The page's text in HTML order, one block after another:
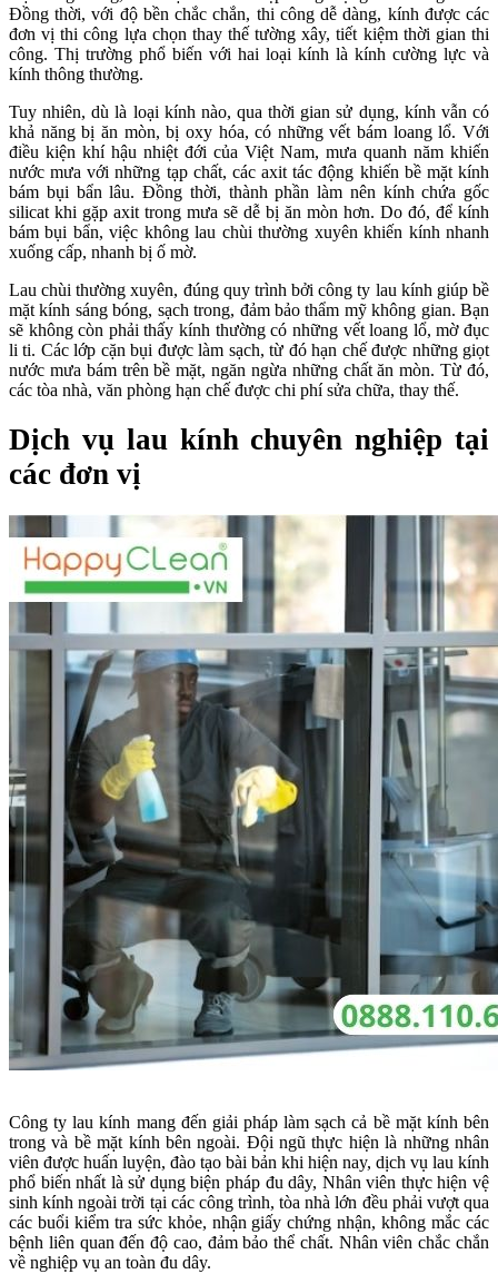
Đồng thời, với độ bền chắc chắn, thi công dễ dàng, kính được các
đơn vị thi công lựa chọn thay thế tường xây, tiết kiệm thời gian thi
công. Thị trường phổ biến với hai loại kính là kính cường lực và
kính thông thường.
Tuy nhiên, dù là loại kính nào, qua thời gian sử dụng, kính vẫn có
khả năng bị ăn mòn, bị oxy hóa, có những vết bám loang lổ. Với
điều kiện khí hậu nhiệt đới của Việt Nam, mưa quanh năm khiến
nước mưa với những tạp chất, các axit tác động khiến bề mặt kính
bám bụi bẩn lâu. Đồng thời, thành phần làm nên kính chứa gốc
silicat khi gặp axit trong mưa sẽ dễ bị ăn mòn hơn. Do đó, để kính
bám bụi bẩn, việc không lau chùi thường xuyên khiến kính nhanh
xuống cấp, nhanh bị ố mờ.
Lau chùi thường xuyên, đúng quy trình bởi công ty lau kính giúp bề
mặt kính sáng bóng, sạch trong, đảm bảo thẩm mỹ không gian. Bạn
sẽ không còn phải thấy kính thường có những vết loang lổ, mờ đục
li ti. Các lớp cặn bụi được làm sạch, từ đó hạn chế được những giọt
nước mưa bám trên bề mặt, ngăn ngừa những chất ăn mòn. Từ đó,
các tòa nhà, văn phòng hạn chế được chi phí sửa chữa, thay thế.
Dịch vụ lau kính chuyên nghiệp tại
các đơn vị
Công ty lau kính mang đến giải pháp làm sạch cả bề mặt kính bên
trong và bề mặt kính bên ngoài. Đội ngũ thực hiện là những nhân
viên được huấn luyện, đào tạo bài bản khi hiện nay, dịch vụ lau kính
phổ biến nhất là sử dụng biện pháp đu dây, Nhân viên thực hiện vệ
sinh kính ngoài trời tại các công trình, tòa nhà lớn đều phải vượt qua
các buổi kiểm tra sức khỏe, nhận giấy chứng nhận, không mắc các
bệnh liên quan đến độ cao, đảm bảo thể chất. Nhân viên chắc chắn
về nghiệp vụ an toàn đu dây.